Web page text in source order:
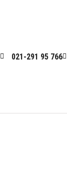
content
021-291 95 766